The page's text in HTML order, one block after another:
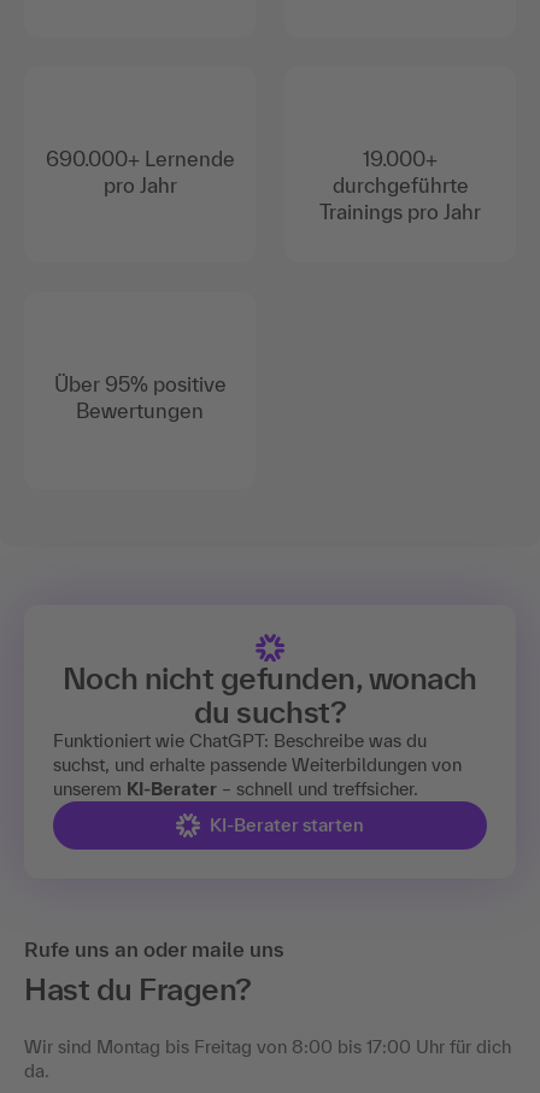
690.000+ Lernende
pro Jahr
Über 95% positive
Bewertungen
19.000+
durchgeführte
Trainings pro Jahr
Noch nicht gefunden, wonach
du suchst?
Funktioniert wie ChatGPT: Beschreibe was du
suchst, und erhalte passende Weiterbildungen von
unserem KI-Berater – schnell und treffsicher.
KI-Berater starten
Rufe uns an oder maile uns
Hast du Fragen?
Wir sind Montag bis Freitag von 8:00 bis 17:00 Uhr für dich
da.